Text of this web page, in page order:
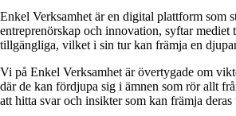
Enkel Verksamhet är en digital plattform som
entreprenörskap och innovation, syftar
tillgängliga, vilket i sin tur kan främja en
Vi på Enkel Verksamhet är övertygade om
där de kan fördjupa sig i ämnen som rör allt
att hitta svar och insikter som kan främja deras